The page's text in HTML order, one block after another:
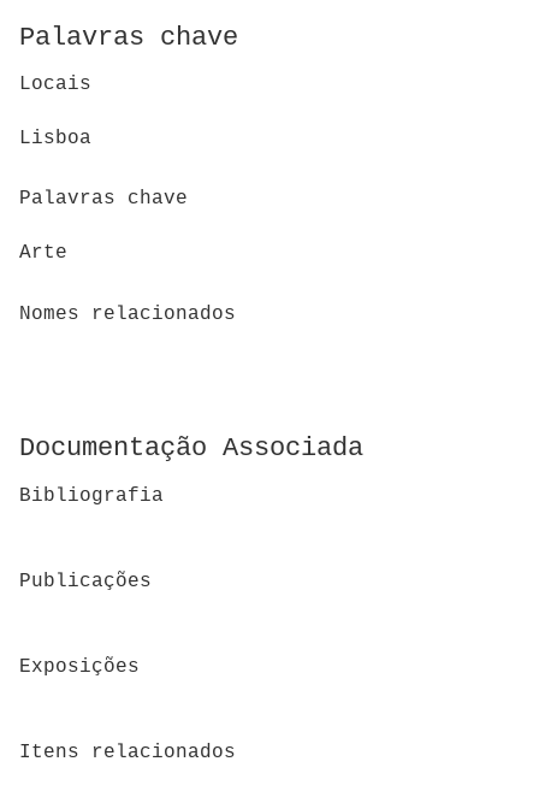
Palavras chave
Locais
Lisboa
Palavras chave
Arte
Nomes relacionados
Documentação Associada
Bibliografia
Publicações
Exposições
Itens relacionados